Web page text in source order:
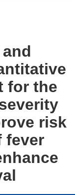
for the
risk
fever